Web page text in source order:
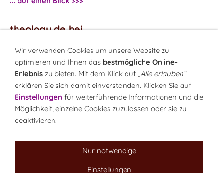
theology.de bei
...Facebook
...Twitter
Monatsrätsel
Rätseln & Gewinnen!
Wir verwenden Cookies um unsere Website zu
optimieren und Ihnen das bestmögliche Online-
Erlebnis zu bieten. Mit dem Klick auf „Alle erlauben“
erklären Sie sich damit einverstanden. Klicken Sie auf
Einstellungen für weiterführende Informationen und die
Möglichkeit, einzelne Cookies zuzulassen oder sie zu
deaktivieren.
Nur notwendige
Einstellungen